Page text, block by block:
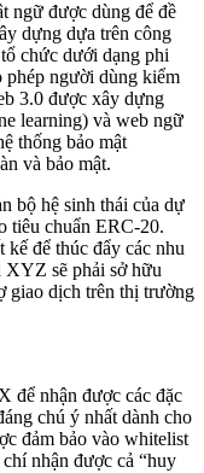
ngữ được dùng để đề
dựng dựa trên công
chức dưới dạng phi
phép người dùng kiểm
3.0 được xây dựng
learning) và web ngữ
thống bảo mật
và bảo mật.
bộ hệ sinh thái của dự
tiêu chuẩn ERC-20.
để thúc đẩy các nhu
XYZ sẽ phải sở hữu
giao dịch trên thị trường
để nhận được các đặc
chú ý nhất dành cho
đảm bảo vào whitelist
nhận được cả “huy